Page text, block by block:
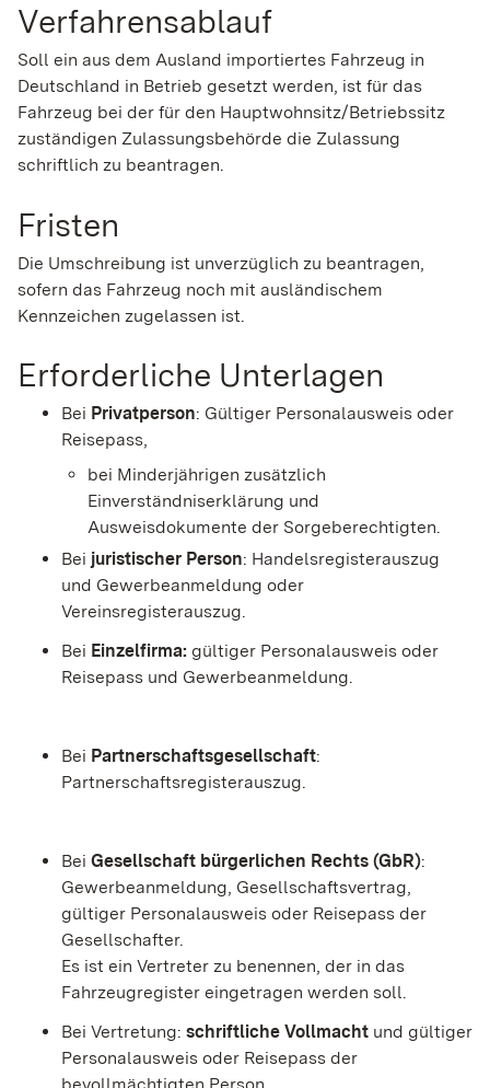
Verfahrensablauf
Soll ein aus dem Ausland importiertes Fahrzeug in
Deutschland in Betrieb gesetzt werden, ist für das
Fahrzeug bei der für den Hauptwohnsitz/Betriebssitz
zuständigen Zulassungsbehörde die Zulassung
schriftlich zu beantragen.
Fristen
Die Umschreibung ist unverzüglich zu beantragen,
sofern das Fahrzeug noch mit ausländischem
Kennzeichen zugelassen ist.
Erforderliche Unterlagen
Bei Privatperson: Gültiger Personalausweis oder
Reisepass,
bei Minderjährigen zusätzlich
Einverständniserklärung und
Ausweisdokumente der Sorgeberechtigten.
Bei juristischer Person: Handelsregisterauszug
und Gewerbeanmeldung oder
Vereinsregisterauszug.
Bei Einzelfirma: gültiger Personalausweis oder
Reisepass und Gewerbeanmeldung.
Bei Partnerschaftsgesellschaft:
Partnerschaftsregisterauszug.
Bei Gesellschaft bürgerlichen Rechts (GbR):
Gewerbeanmeldung, Gesellschaftsvertrag,
gültiger Personalausweis oder Reisepass der
Gesellschafter.
Es ist ein Vertreter zu benennen, der in das
Fahrzeugregister eingetragen werden soll.
Bei Vertretung: schriftliche Vollmacht und gültiger
Personalausweis oder Reisepass der